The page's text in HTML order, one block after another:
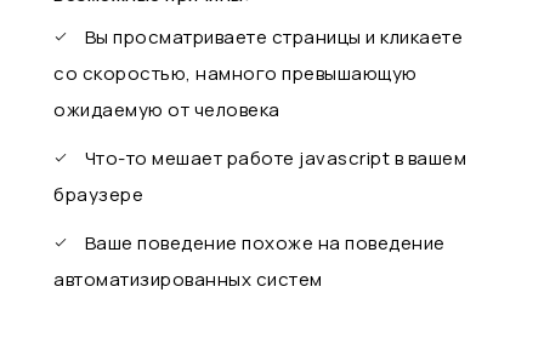
Вы просматриваете страницы и кликаете
со скоростью, намного превышающую
ожидаемую от человека
Что-то мешает работе javascript в вашем
браузере
Ваше поведение похоже на поведение
автоматизированных систем